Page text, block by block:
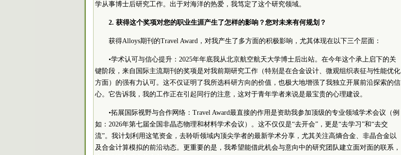
学从事博士后研究工作。出于对海洋的热爱，我笃定了这个研究领域。
2. 获得这个奖项对您的职业生涯产生了怎样的影响？您对未来有何规划？
获得Alloys期刊的Travel Award，对我产生了多方面的积极影响，尤其体现在以下三个层面：
•学术认可与信心提升：2025年年底我从北京航空航天大学博士后出站。在今年这个承上启下的关
键阶段，来自国际主流期刊的奖项是对我前期研究工作（特别是在合金设计、微观组织表征与性能优化
方面）的强有力认可。这不仅证明了我所选科研方向的价值，也极大地增强了我独立开展前沿探索的信
心。它告诉我，我的工作正在引起同行的注意，这对于青年学者来说是最宝贵的心理建设。
•拓展国际视野与合作网络：Travel Award最直接的作用是资助我参加顶级的专业领域学术会议（例
如：2026年第七届全国非晶态物理和材料学术会议）。这不仅仅是“去开会”，更是“去学习”和“去交
流”。我计划利用这笔资金，去聆听领域内顶尖学者的最新学术分享，尤其关注高熵合金、非晶合金以
及合金计算模拟的前沿动态。更重要的是，我希望能借此机会与意向中的研究团队建立面对面的联系，